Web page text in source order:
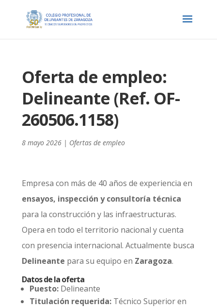
Oferta de empleo:
Delineante (Ref. OF-
260506.1158)
8 mayo 2026| Ofertas de empleo
Empresa con más de 40 años de experiencia en
ensayos, inspección y consultoría técnica
para la construcción y las infraestructuras.
Opera en todo el territorio nacional y cuenta
con presencia internacional. Actualmente busca
Delineante para su equipo en Zaragoza.
Datos de la oferta
Puesto:Delineante
Titulación requerida:Técnico Superior en